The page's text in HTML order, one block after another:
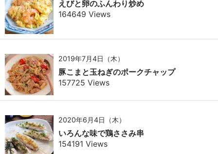
えびと卵のふんわり炒め
164649 Views
2019年7月4日（木）
豚こまと玉ねぎのポークチャップ
157725 Views
2020年6月4日（木）
いろんな味で鶏ささみ串
154191 Views